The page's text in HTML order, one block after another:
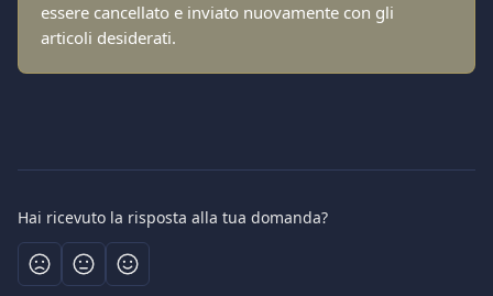
essere cancellato e inviato nuovamente con gli
articoli desiderati.
Hai ricevuto la risposta alla tua domanda?